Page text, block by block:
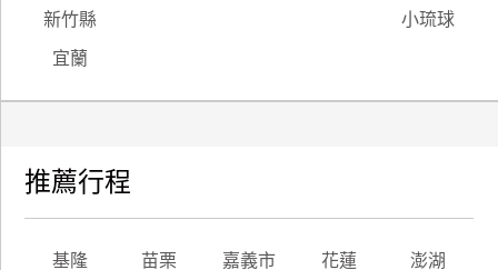
新竹縣 小琉球
宜蘭
推薦行程
基隆 苗栗 嘉義市 花蓮 澎湖